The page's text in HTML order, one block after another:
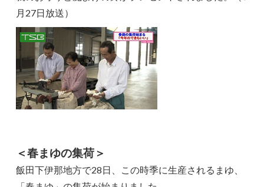
月27日放送）
＜春まゆの集荷＞
飯田下伊那地方で28日、この時季に生産されるまゆ、